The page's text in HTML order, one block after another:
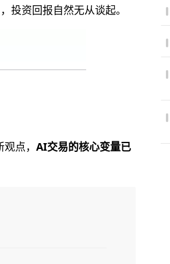
投资回报自然无从谈起。
点， AI交易的核心变量已